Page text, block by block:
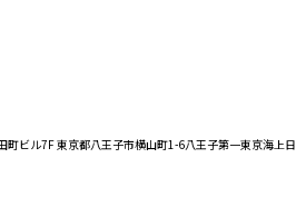
ビル7F 東京都八王子市横山町1-6八王子第一東京海上